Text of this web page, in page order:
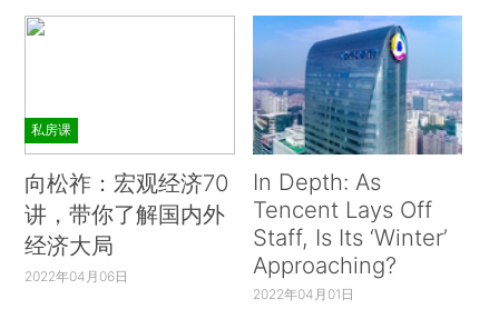
私房课
向松祚：宏观经济70
讲，带你了解国内外
经济大局
2022年04月06日
In Depth: As
Tencent Lays Off
Staff, Is Its ‘Winter’
Approaching?
2022年04月01日